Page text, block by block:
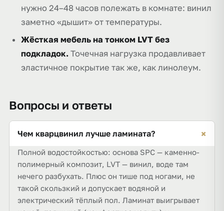
нужно 24–48 часов полежать в комнате: винил
заметно «дышит» от температуры.
Жёсткая мебель на тонком LVT без
подкладок. Точечная нагрузка продавливает
эластичное покрытие так же, как линолеум.
Вопросы и ответы
Чем кварцвинил лучше ламината? +
Полной водостойкостью: основа SPC — каменно-
полимерный композит, LVT — винил, воде там
нечего разбухать. Плюс он тише под ногами, не
такой скользкий и допускает водяной и
электрический тёплый пол. Ламинат выигрывает